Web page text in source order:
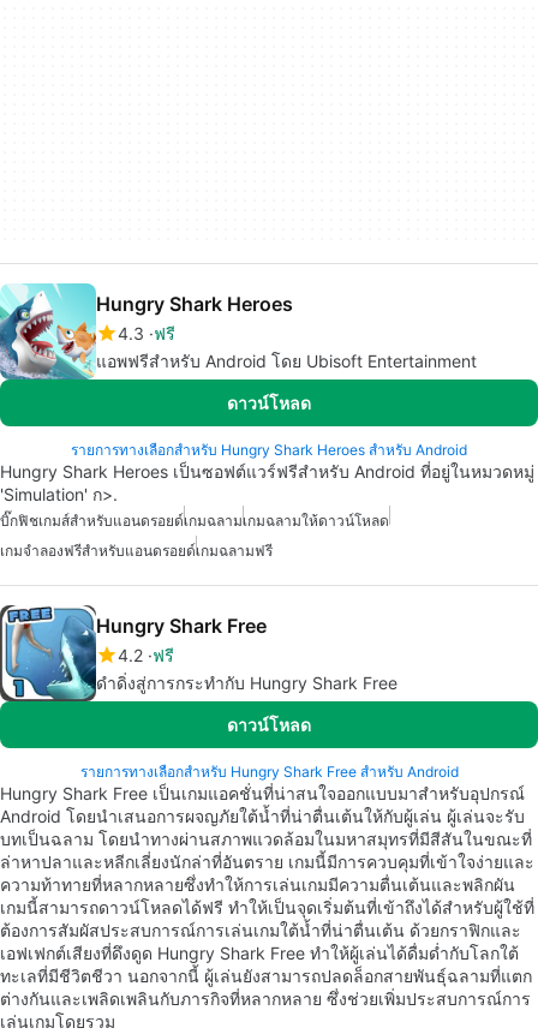
Hungry Shark Heroes
4.3 ฟรี
แอพฟรีสำหรับ Android โดย Ubisoft Entertainment
ดาวน์โหลด
รายการทางเลือกสำหรับ Hungry Shark Heroes สำหรับ Android
Hungry Shark Heroes เป็นซอฟต์แวร์ฟรีสำหรับ Android ที่อยู่ในหมวดหมู่
'Simulation' ก>.
บิ๊กฟิชเกมส์สำหรับแอนดรอยด์เกมฉลามเกมฉลามให้ดาวน์โหลด
เกมจำลองฟรีสำหรับแอนดรอยด์เกมฉลามฟรี
Hungry Shark Free
4.2 ฟรี
ดำดิ่งสู่การกระทำกับ Hungry Shark Free
ดาวน์โหลด
รายการทางเลือกสำหรับ Hungry Shark Free สำหรับ Android
Hungry Shark Free เป็นเกมแอคชั่นที่น่าสนใจออกแบบมาสำหรับอุปกรณ์
Android โดยนำเสนอการผจญภัยใต้น้ำที่น่าตื่นเต้นให้กับผู้เล่น ผู้เล่นจะรับ
บทเป็นฉลาม โดยนำทางผ่านสภาพแวดล้อมในมหาสมุทรที่มีสีสันในขณะที่
ล่าหาปลาและหลีกเลี่ยงนักล่าที่อันตราย เกมนี้มีการควบคุมที่เข้าใจง่ายและ
ความท้าทายที่หลากหลายซึ่งทำให้การเล่นเกมมีความตื่นเต้นและพลิกผัน
เกมนี้สามารถดาวน์โหลดได้ฟรี ทำให้เป็นจุดเริ่มต้นที่เข้าถึงได้สำหรับผู้ใช้ที่
ต้องการสัมผัสประสบการณ์การเล่นเกมใต้น้ำที่น่าตื่นเต้น ด้วยกราฟิกและ
เอฟเฟกต์เสียงที่ดึงดูด Hungry Shark Free ทำให้ผู้เล่นได้ดื่มด่ำกับโลกใต้
ทะเลที่มีชีวิตชีวา นอกจากนี้ ผู้เล่นยังสามารถปลดล็อกสายพันธุ์ฉลามที่แตก
ต่างกันและเพลิดเพลินกับภารกิจที่หลากหลาย ซึ่งช่วยเพิ่มประสบการณ์การ
เล่นเกมโดยรวม